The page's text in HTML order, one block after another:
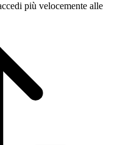
più velocemente alle